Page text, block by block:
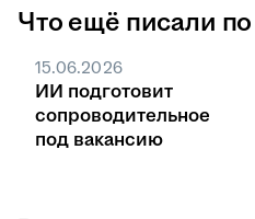
Что ещё писали
15.06.2026
ИИ подготовит
сопроводительное
под вакансию